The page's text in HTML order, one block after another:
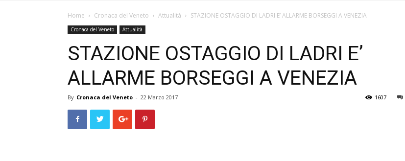
Veneto
Home Cronaca del Veneto Attualità STAZIONE OSTAGGIO DI LADRI E’ ALLARME BORSEGGI A VENEZIA
Cronaca del Veneto Attualità
STAZIONE OSTAGGIO DI LADRI E’
ALLARME BORSEGGI A VENEZIA
By Cronaca del Veneto - 22 Marzo 2017 1607